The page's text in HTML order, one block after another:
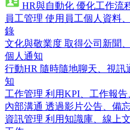
HR與自動化 優化工作流
員工管理 使用員工個人資料
錄
文化與敬業度 取得公司新聞
個人通知
行動HR 隨時隨地聊天、視訊
知
工作管理 利用KPI、工作報
內部溝通 透過影片公告、備
資訊管理 利用知識庫、線上